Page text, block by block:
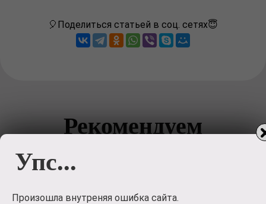
🎈Поделиться статьей в соц. сетях😇
Рекомендуем
следующие статьи к
прочтению
Упс...
Произошла внутреняя ошибка сайта.